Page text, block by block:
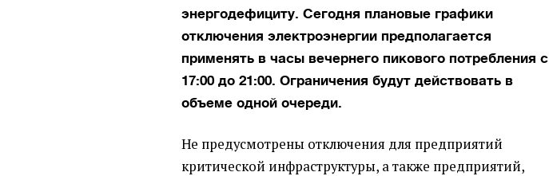
энергодефициту. Сегодня плановые графики
отключения электроэнергии предполагается
применять в часы вечернего пикового потребления с
17:00 до 21:00. Ограничения будут действовать в
объеме одной очереди.
Не предусмотрены отключения для предприятий
критической инфраструктуры, а также предприятий,